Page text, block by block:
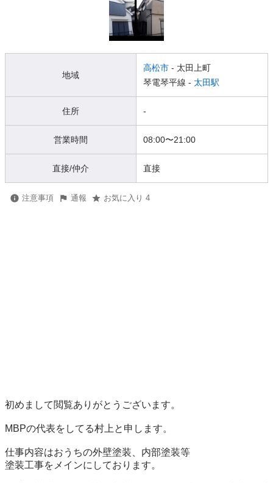
地域
高松市 - 太田上町
琴電琴平線 - 太田駅
住所 -
営業時間 08:00〜21:00
直接/仲介 直接
注意事項 通報 お気に入り 4
初めまして閲覧ありがとうございます。
MBPの代表をしてる村上と申します。
仕事内容はおうちの外壁塗装、内部塗装等
塗装工事をメインにしております。